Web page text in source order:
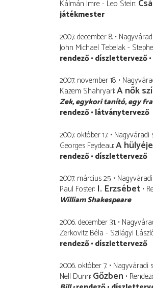
Kálmán Imre - Leo Stein
játékmester
2007. december 8.
John Michael Tebelak -
rendező díszlettervező
2007. november 18.
Kazem Shahryari A nők
Zek egykori tanító, egy
rendező látványtervező
2007. október 17. Nagyváradi
Georges Feydeau A hülyéje
rendező díszlettervező
2007. március 25.
Paul Foster I. Erzsébet
William Shakespeare
2006. december 31.
Zerkovitz Béla - Szilágyi
rendező díszlettervező
2006. október 7. Nagyváradi
Nell Dunn Gőzben